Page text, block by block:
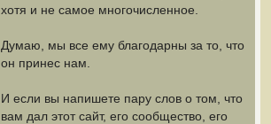
хотя и не самое многочисленное.
Думаю, мы все ему благодарны за то, что
он принес нам.
И если вы напишете пару слов о том, что
вам дал этот сайт, его сообщество, его